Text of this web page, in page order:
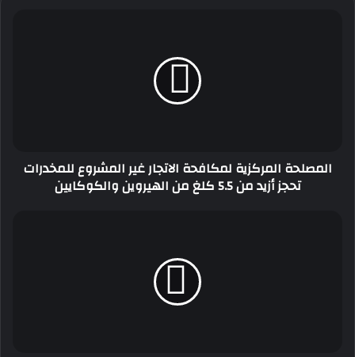
منالمصلحة المركزية لمكافحة الاتجار غير المشروع للمخدرات
تحجز أزيد من 5.5 كلغ من الهيروين والكوكايين